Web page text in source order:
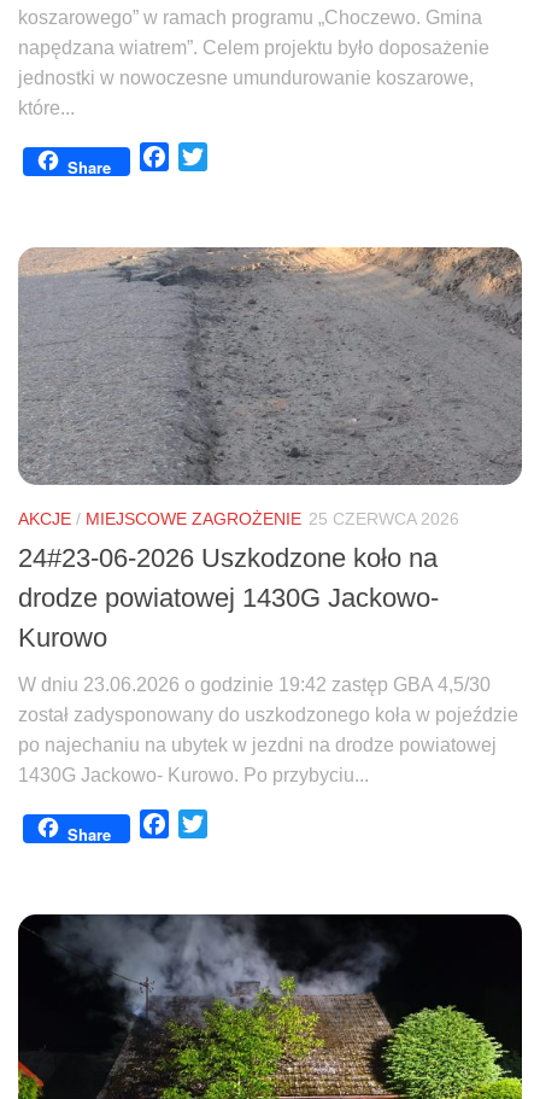
koszarowego” w ramach programu „Choczewo. Gmina
napędzana wiatrem”. Celem projektu było doposażenie
jednostki w nowoczesne umundurowanie koszarowe,
które...
Share Facebook
AKCJE / MIEJSCOWE ZAGROŻENIE 25 CZERWCA 2026
24#23-06-2026 Uszkodzone koło na
drodze powiatowej 1430G Jackowo-
Kurowo
W dniu 23.06.2026 o godzinie 19:42 zastęp GBA 4,5/30
został zadysponowany do uszkodzonego koła w pojeździe
po najechaniu na ubytek w jezdni na drodze powiatowej
1430G Jackowo- Kurowo. Po przybyciu...
Share Facebook